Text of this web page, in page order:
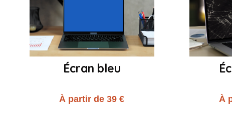
Écran bleu
À partir de 39 € À